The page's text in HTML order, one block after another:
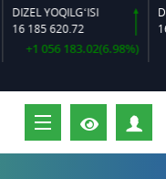
DIZEL YOQILG‘ISI
16 185 620.72
+1 056 183.02(6.98%)
16